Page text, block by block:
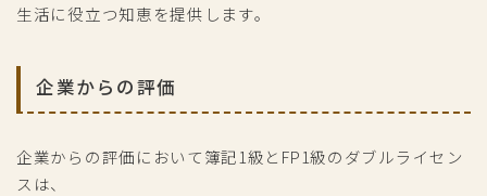
生活に役立つ知恵を提供します。
企業からの評価
企業からの評価において簿記1級とFP1級のダブルライセン
スは、